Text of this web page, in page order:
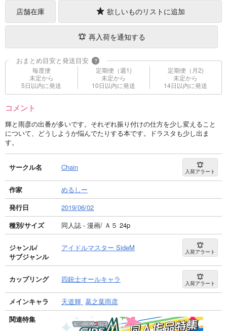
店舗在庫 欲しいものリストに追加
再入荷を通知する
おまとめ目安と発送目安 ?
毎度便
未定から
5日以内に発送
定期便（週1)
未定から
10日以内に発送
定期便（月2)
未定から
14日以内に発送
コメント
輝と雨彦の出番が多いです。それぞれ振り付けの仕方を少し変えること
について、どうしようか悩んでたりする本です。ドラスタも少し出ま
す。
サークル名 Chain 入荷アラート
作家
めるしー
発行日
2019/06/02
種別/サイズ
同人誌 - 漫画/ Ａ５ 24p
ジャンル/
サブジャンル
アイドルマスター SideM 入荷アラート
カップリング 四銃士オールキャラ 入荷アラート
メインキャラ 天道輝 葛之葉雨彦
関連特集